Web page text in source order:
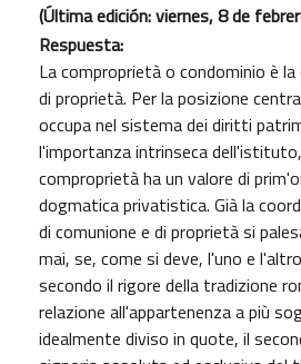
(Última edición: viernes, 8 de
Respuesta:
La comproprietà o condominio è
di proprietà. Per la posizione
occupa nel sistema dei diritti
l'importanza intrinseca
comproprietà ha un valore di
dogmatica privatistica. Già la
di comunione e di proprietà si
mai, se, come si deve, l'uno e
secondo il rigore della tradizione
relazione all'appartenenza a più
idealmente diviso in quote, il